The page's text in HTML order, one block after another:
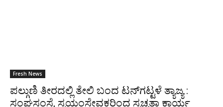
Fresh News
ಪಲ್ಗುಣಿ ತೀರದಲ್ಲಿ ತೇಲಿ ಬಂದ ಟನ್‍ಗಟ್ಟಳೆ ತ್ಯಾಜ್ಯ :
ಸಂಘಸಂಸ್ಥೆ, ಸ್ವಯಂಸೇವಕರಿಂದ ಸ್ವಚ್ಛತಾ ಕಾರ್ಯ